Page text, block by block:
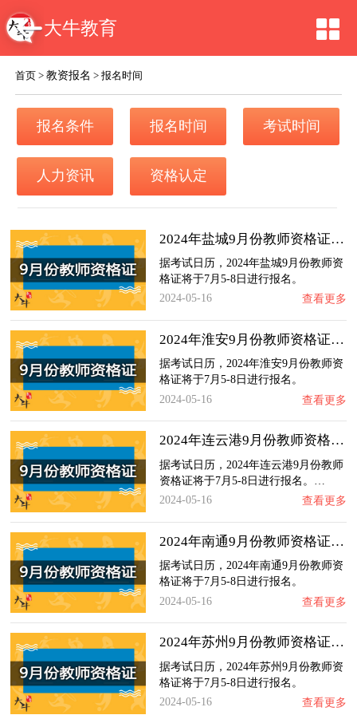
大牛教育
首页 >教资报名 >报名时间
报名条件 报名时间 考试时间
人力资讯 资格认定
2024年盐城9月份教师资格证什么时候报名？
据考试日历，2024年盐城9月份教师资
格证将于7月5-8日进行报名。
2024-05-16
查看更多
2024年淮安9月份教师资格证什么时候报名？
据考试日历，2024年淮安9月份教师资
格证将于7月5-8日进行报名。
2024-05-16
查看更多
2024年连云港9月份教师资格证什么时候报名？…
据考试日历，2024年连云港9月份教师
资格证将于7月5-8日进行报名。…
2024-05-16
查看更多
2024年南通9月份教师资格证什么时候报名？
据考试日历，2024年南通9月份教师资
格证将于7月5-8日进行报名。
2024-05-16
查看更多
2024年苏州9月份教师资格证什么时候报名？
据考试日历，2024年苏州9月份教师资
格证将于7月5-8日进行报名。
2024-05-16
查看更多